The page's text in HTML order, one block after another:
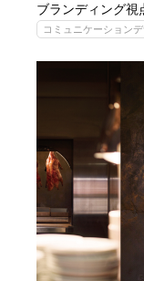
ブランディング視
コミュニケーション